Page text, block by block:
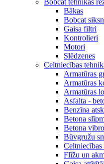
Bobcat tehnikas
Bākas
Bobcat
Gaisa filtri
Kontrolieri
Motori
Slēdzenes
Celtniecības
Armatūras
Armatūras
Armatūras
Asfalta -
Benzīna
Betona
Betona
Būvgružu
Celtniecības
Flīžu un